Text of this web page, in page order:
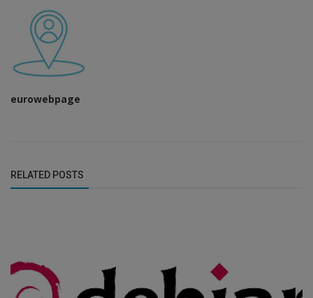
eurowebpage
RELATED POSTS